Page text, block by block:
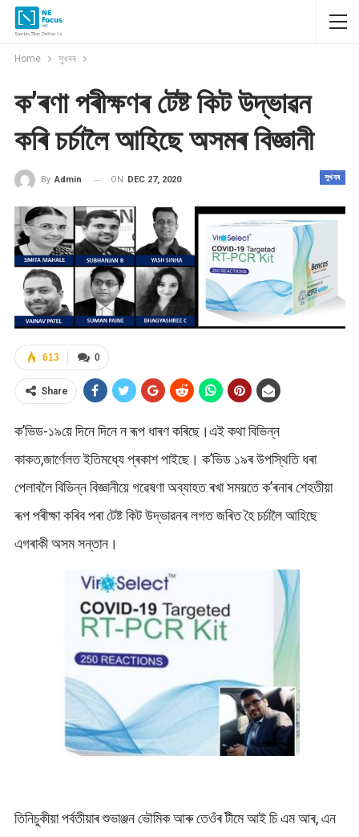
Home সুখবৰ
ক’ৰণা পৰীক্ষণৰ টেষ্ট কিট উদ্ভাৱন
কৰি চৰ্চালৈ আহিছে অসমৰ বিজ্ঞানী
সুখবৰ
By Admin ON DEC 27, 2020
0
613
Share
ক’ভিড-১৯য়ে দিনে দিনে ন ৰূপ ধাৰণ কৰিছে।এই কথা বিভিন্ন
কাকত,জাৰ্ণেলত ইতিমধ্যে প্ৰকাশ পাইছে। ক’ভিড ১৯ৰ উপস্থিতি ধৰা
পেলাবলৈ বিভিন্ন বিজ্ঞানীয়ে গৱেষণা অব্যাহত ৰখা সময়তে ক’ৰনাৰ শেহতীয়া
ৰূপ পৰীক্ষা কৰিব পৰা টেষ্ট কিট উদ্ভাৱনৰ লগত জৰিত হৈ চৰ্চালৈ আহিছে
এগৰাকী অসম সন্তান।
তিনিচুকীয়া পৰ্বতীয়াৰ শুভাঞ্জন ভৌমিক আৰু তেওঁৰ টীমে আই চি এম আৰ, এন